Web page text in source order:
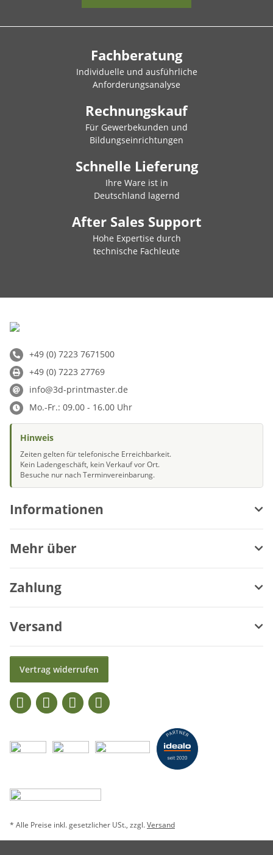
Fachberatung
Individuelle und ausführliche
Anforderungsanalyse
Rechnungskauf
Für Gewerbekunden und
Bildungseinrichtungen
Schnelle Lieferung
Ihre Ware ist in
Deutschland lagernd
After Sales Support
Hohe Expertise durch
technische Fachleute
+49 (0) 7223 7671500
+49 (0) 7223 27769
info@3d-printmaster.de
Mo.-Fr.: 09.00 - 16.00 Uhr
Hinweis
Zeiten gelten für telefonische Erreichbarkeit.
Kein Ladengeschäft, kein Verkauf vor Ort.
Besuche nur nach Terminvereinbarung.
Informationen
Mehr über
Zahlung
Versand
Vertrag widerrufen
* Alle Preise inkl. gesetzlicher USt., zzgl.Versand